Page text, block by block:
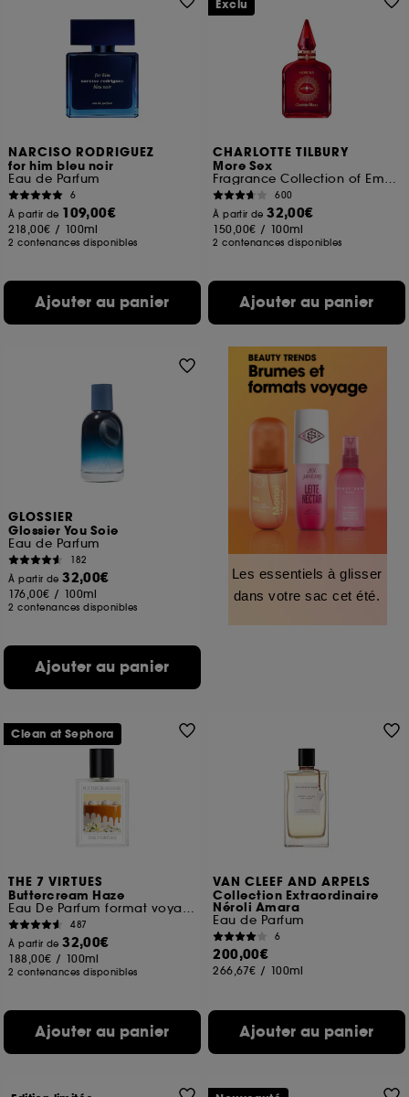
NARCISO RODRIGUEZ
for him bleu noir
Eau de Parfum
6
À partir de 109,00€
218,00€ / 100ml
2 contenances disponibles
Ajouter au panier
CHARLOTTE TILBURY
More Sex
Fragrance Collection of Emotions
600
À partir de32,00€
150,00€ / 100ml
2 contenances disponibles
Ajouter au panier
Exclu
GLOSSIER
Glossier You Soie
Eau de Parfum
182
À partir de32,00€
176,00€ / 100ml
2 contenances disponibles
Ajouter au panier
Les essentiels à glisser
dans votre sac cet été.
THE 7 VIRTUES
Buttercream Haze
Eau De Parfum format voyage
487
À partir de32,00€
188,00€ / 100ml
2 contenances disponibles
Ajouter au panier
Clean at Sephora
VAN CLEEF AND ARPELS
Collection Extraordinaire
Néroli Amara
Eau de Parfum
6
200,00€
266,67€ / 100ml
Ajouter au panier